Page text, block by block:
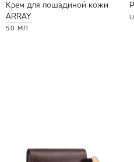
Крем для лошадиной кожи
ARRAY
50 МЛ